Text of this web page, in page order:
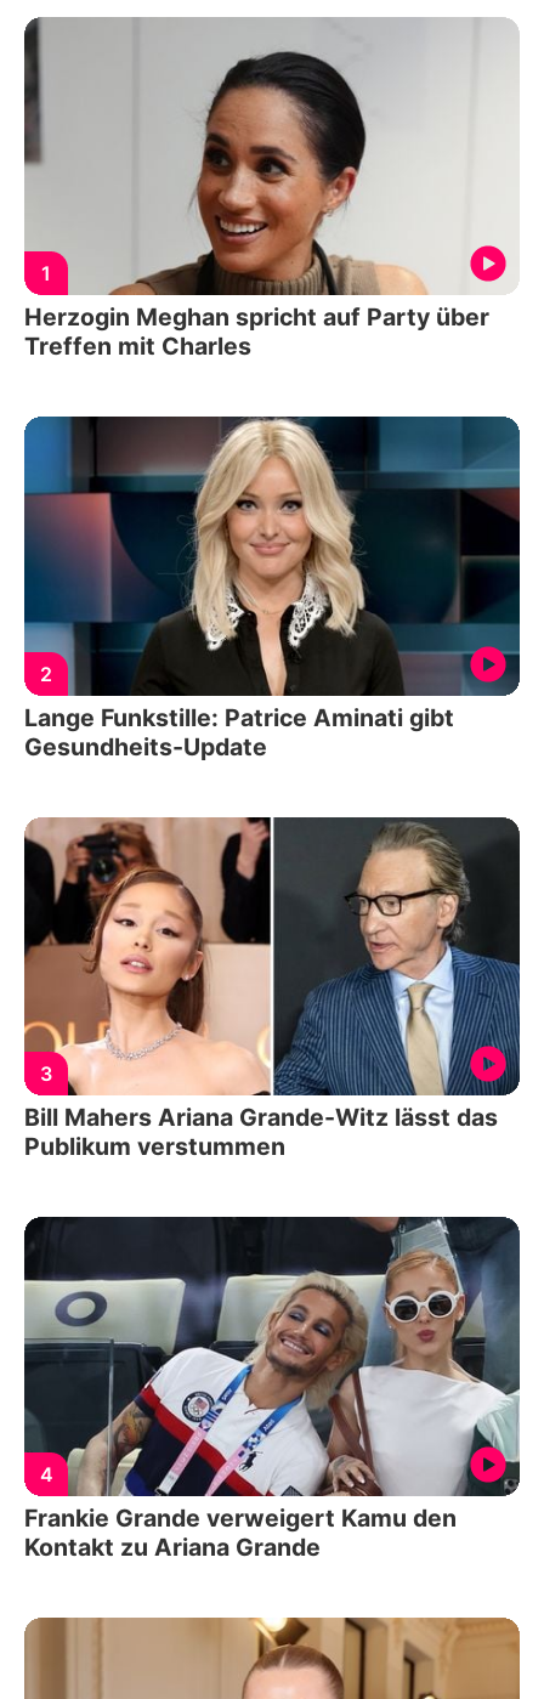
1
Herzogin Meghan spricht auf Party über
Treffen mit Charles
2
Lange Funkstille: Patrice Aminati gibt
Gesundheits-Update
3
Bill Mahers Ariana Grande-Witz lässt das
Publikum verstummen
4
Frankie Grande verweigert Kamu den
Kontakt zu Ariana Grande